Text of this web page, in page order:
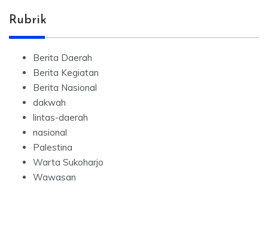
Rubrik
Berita Daerah
Berita Kegiatan
Berita Nasional
dakwah
lintas-daerah
nasional
Palestina
Warta Sukoharjo
Wawasan